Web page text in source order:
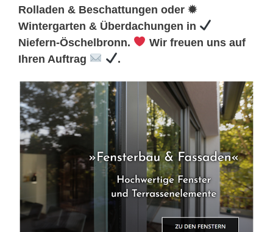
Rolladen & Beschattungen oder ✹
Wintergarten & Überdachungen in
Niefern-Öschelbronn.
Wir freuen uns auf
Ihren Auftrag
.